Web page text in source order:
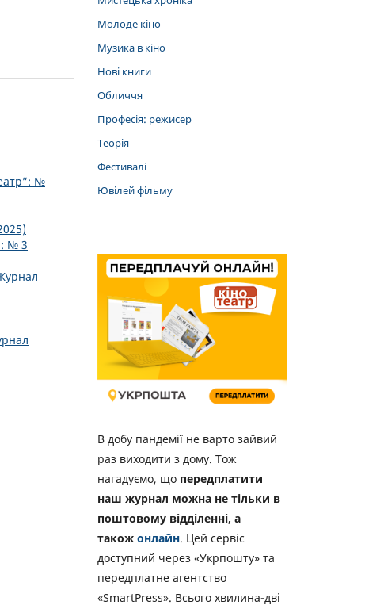
№
№ 3
Молоде кіно
Музика в кіно
Нові книги
Обличчя
Професія: режисер
Теорія
Фестивалі
Ювілей фільму
В добу пандемії не варто зайвий
раз виходити з дому. Тож
нагадуємо, що передплатити
наш журнал можна не тільки в
поштовому відділенні, а
також онлайн. Цей сервіс
доступний через «Укрпошту» та
передплатне агентство
«SmartPress». Всього хвилина-дві